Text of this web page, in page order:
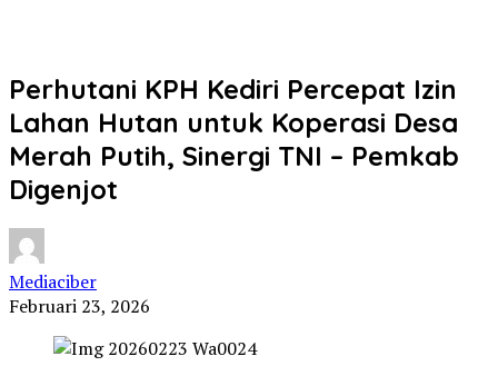
Perhutani KPH Kediri Percepat Izin
Lahan Hutan untuk Koperasi Desa
Merah Putih, Sinergi TNI – Pemkab
Digenjot
Mediaciber
Februari 23, 2026